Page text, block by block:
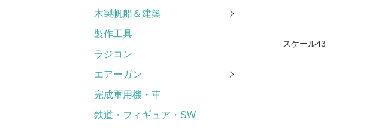
スケール43
木製帆船＆建築
製作工具
ラジコン
エアーガン
完成軍用機・車
鉄道・フィギュア・SW